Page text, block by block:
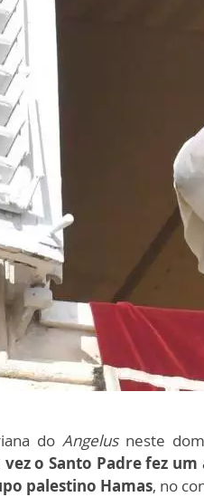
do Angelusneste
vez o Santo Padre fez
palestino Hamas, no